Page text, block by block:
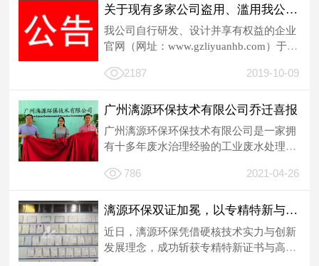
关于现有多家公司盗用、滥用我公司网站内容侵权通告
我公司自行研发、设计并享有权益的企业
官网（网址：www.gzliyuanhb.com）于
2187
2019-10-09
广州漓源环保技术有限公司乔迁喜报
广州漓源环保环保技术有限公司是一家拥
有十多年废水治理经验的工业废水处理厂
友... 786 2021-04-26
漓源环保双证加冕，以专精特新与高新力量领航环保征程
近日，漓源环保凭借硬核技术实力与创新
发展理念，成功斩获专精特新证书与高新